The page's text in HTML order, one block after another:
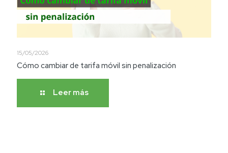
15/05/2026
Cómo cambiar de tarifa móvil sin penalización
Leer más